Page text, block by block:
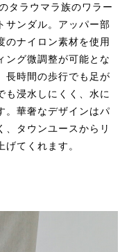
タラウマラ族のワラー
サンダル。アッパー部
のナイロン素材を使用
ング微調整が可能とな
長時間の歩行でも足が
も浸水しにくく、水に
。華奢なデザインはパ
、タウンユースからリ
てくれます。